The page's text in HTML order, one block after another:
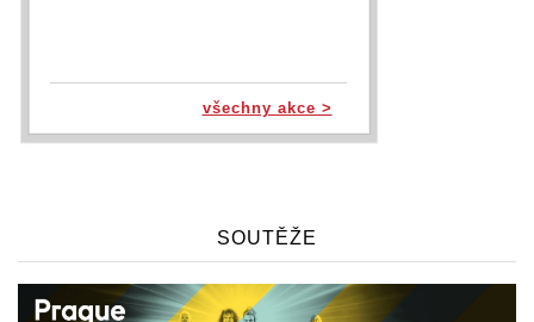
všechny akce >
SOUTĚŽE